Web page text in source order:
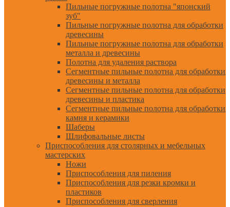
Пильные погружные полотна "японский
зуб"
Пильные погружные полотна для обработки
древесины
Пильные погружные полотна для обработки
металла и древесины
Полотна для удаления раствора
Сегментные пильные полотна для обработки
древесины и металла
Сегментные пильные полотна для обработки
древесины и пластика
Сегментные пильные полотна для обработки
камня и керамики
Шаберы
Шлифовальные листы
Приспособления для столярных и мебельных
мастерских
Ножи
Приспособления для пиления
Приспособления для резки кромки и
пластиков
Приспособления для сверления